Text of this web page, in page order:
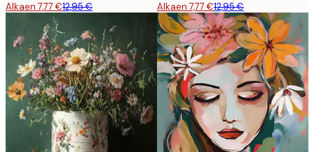
Alkaen 7,77 €12,95 € Alkaen 7,77 €12,95 €